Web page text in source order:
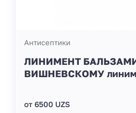
Антисептики
ЛИНИМЕНТ
ВИШНЕВСКОМУ
от 6500 UZS